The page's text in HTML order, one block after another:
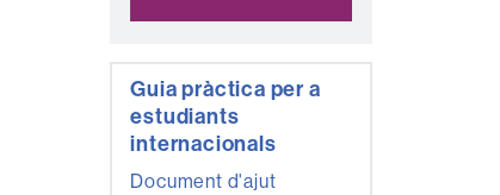
Guia pràctica per a
estudiants
internacionals
Document d'ajut